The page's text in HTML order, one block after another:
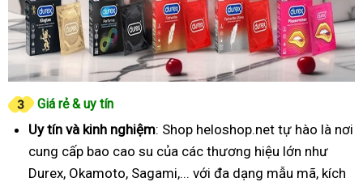
Giá rẻ & uy tín
Uy tín và kinh nghiệm: Shop heloshop.net tự hào là nơi
cung cấp bao cao su của các thương hiệu lớn như
Durex, Okamoto, Sagami,... với đa dạng mẫu mã, kích